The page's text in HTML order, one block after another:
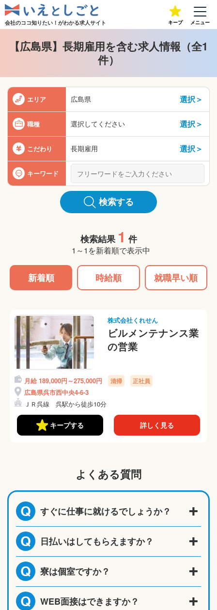
会社のココ知りたい！がわかる求人サイト キープ メニュー
【広島県】長期雇用を含む求人情報（全1
件）
エリア 広島県 選択＞
職種 選択してください 選択＞
こだわり 長期雇用 選択＞
キーワード
検索する
検索結果 1 件
1～1を新着順で表示中
新着順 時給順 就職早い順
株式会社くれせん
ビルメンテナンス業
の営業
月給 189,000円～275,000円 清掃 正社員
広島県呉市西中央4-6-3
ＪＲ呉線 呉駅から徒歩10分
キープする 詳しく見る
よくある質問
Q すぐに仕事に就けるでしょうか？
Q 日払いはしてもらえますか？
Q 寮は個室ですか？
Q WEB面接はできますか？